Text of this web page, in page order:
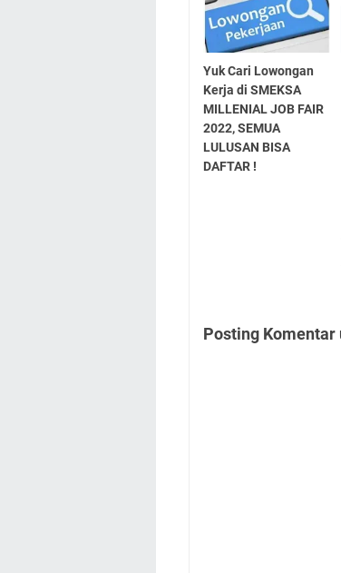
Yuk Cari Lowongan
Kerja di SMEKSA
MILLENIAL JOB FAIR
2022, SEMUA
LULUSAN BISA
DAFTAR !
Posting Komentar